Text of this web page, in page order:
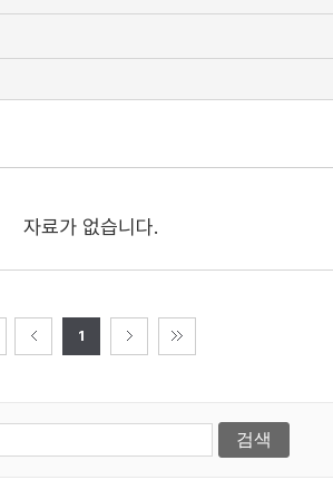
자료가 없습니다.
1